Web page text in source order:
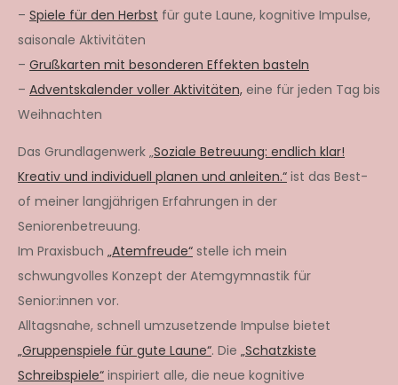
– Spiele für den Herbst für gute Laune, kognitive Impulse,
saisonale Aktivitäten
– Grußkarten mit besonderen Effekten basteln
– Adventskalender voller Aktivitäten, eine für jeden Tag bis
Weihnachten
Das Grundlagenwerk „Soziale Betreuung: endlich klar!
Kreativ und individuell planen und anleiten.“ ist das Best-
of meiner langjährigen Erfahrungen in der
Seniorenbetreuung.
Im Praxisbuch „Atemfreude“ stelle ich mein
schwungvolles Konzept der Atemgymnastik für
Senior:innen vor.
Alltagsnahe, schnell umzusetzende Impulse bietet
„Gruppenspiele für gute Laune“. Die „Schatzkiste
Schreibspiele“ inspiriert alle, die neue kognitive